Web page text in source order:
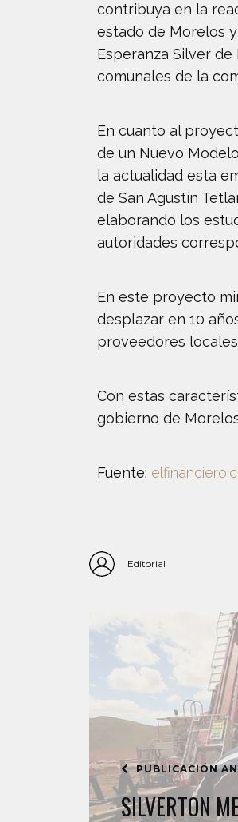
contribuya en la
estado de Morelos
Esperanza Silver
comunales de la
En cuanto al
de un Nuevo
la actualidad esta
de San Agustín
elaborando los
autoridades
En este proyecto
desplazar en 10
proveedores
Con estas
gobierno de
Fuente:
Editorial
PUBLICACIÓN
SILVERTON